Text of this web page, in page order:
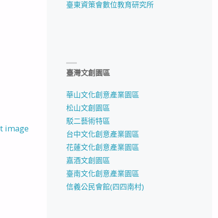
image
臺東資策會數位教育研究所
臺灣文創園區
華山文化創意產業園區
松山文創園區
駁二藝術特區
台中文化創意產業園區
花蓮文化創意產業園區
嘉酒文創園區
臺南文化創意產業園區
信義公民會館(四四南村)